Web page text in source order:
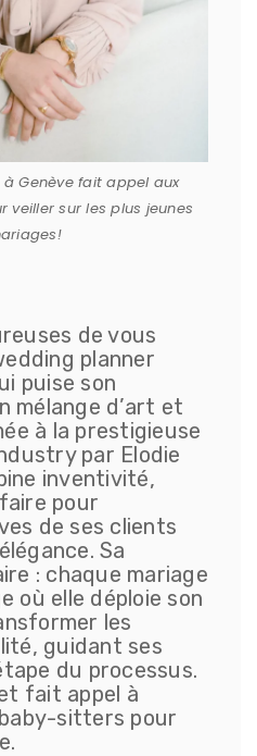
Genève fait appel aux
veiller sur les plus jeunes
de vous
planner
puise son
mélange d’art et
à la prestigieuse
par Elodie
inventivité,
pour
de ses clients
Sa
: chaque mariage
où elle déploie son
les
guidant ses
du processus.
fait appel à
sitters pour